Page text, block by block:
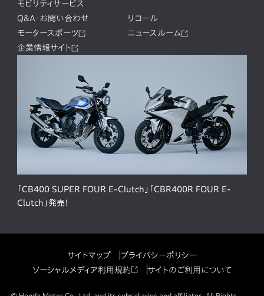
モビリティサービス
Q&A・お問い合わせ
リコール
モータースポーツ
ニュースルーム
企業情報サイト
「CB400 SUPER FOUR E-Clutch」「CBR400R FOUR E-
Clutch」発売！
サイトマップ
プライバシーポリシー
ソーシャルメディア利用規約
サイトのご利用について